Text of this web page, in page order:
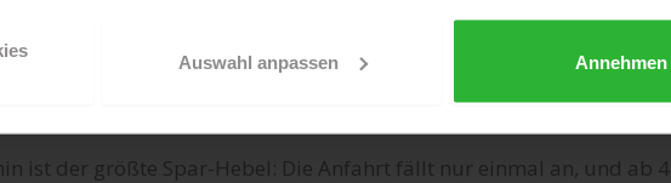
Funktionieren unserer Seite zwingend erforderlich sind.
Auswahl anpassen Annehmen
6 Stunden 325 bis 540 €
ist der größte Spar-Hebel: Die Anfahrt fällt nur einmal an, und ab 4